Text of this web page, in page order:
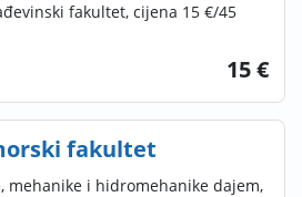
fakultet, cijena 15 €/45
15 €
fakultet
mehanike i hidromehanike dajem,